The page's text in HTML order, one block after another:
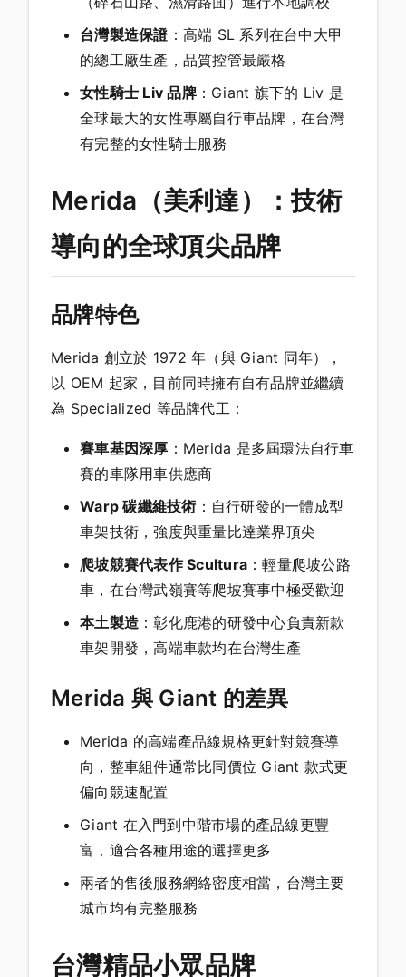
台灣製造保證：高端 SL 系列在台中大甲
的總工廠生產，品質控管最嚴格
女性騎士 Liv 品牌：Giant 旗下的 Liv 是
全球最大的女性專屬自行車品牌，在台灣
有完整的女性騎士服務
Merida（美利達）：技術
導向的全球頂尖品牌
品牌特色
Merida 創立於 1972 年（與 Giant 同年），
以 OEM 起家，目前同時擁有自有品牌並繼續
為 Specialized 等品牌代工：
賽車基因深厚 ：Merida 是多屆環法自行車
賽的車隊用車供應商
Warp 碳纖維技術 ：自行研發的一體成型
車架技術，強度與重量比達業界頂尖
爬坡競賽代表作 Scultura ：輕量爬坡公路
車，在台灣武嶺賽等爬坡賽事中極受歡迎
本土製造 ：彰化鹿港的研發中心負責新款
車架開發，高端車款均在台灣生產
Merida 與 Giant 的差異
Merida 的高端產品線規格更針對競賽導
向，整車組件通常比同價位 Giant 款式更
偏向競速配置
Giant 在入門到中階市場的產品線更豐
富，適合各種用途的選擇更多
兩者的售後服務網絡密度相當，台灣主要
城市均有完整服務
台灣精品小眾品牌